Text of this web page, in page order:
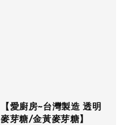
【愛廚房~台灣製造 透明
麥芽糖/金黃麥芽糖】